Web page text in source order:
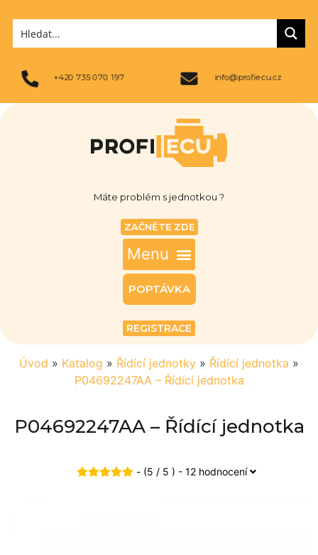
+420 735 070 197 info@profiecu.cz
Máte problém s jednotkou ?
ZAČNĚTE ZDE
POPTÁVKA
REGISTRACE
Úvod » Katalog » Řídící jednotky » Řídící jednotka »
P04692247AA – Řídící jednotka
P04692247AA – Řídící jednotka
- (5 / 5 ) - 12 hodnocení